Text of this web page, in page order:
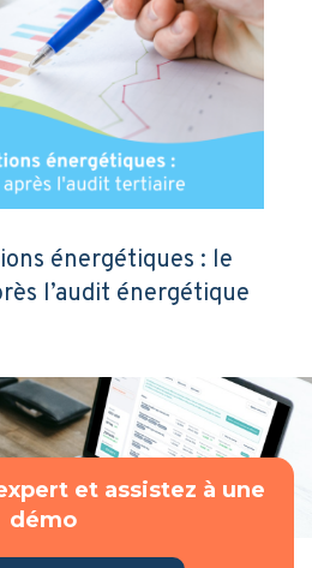
énergétiques : le
l’audit énergétique
et assistez à une
démo